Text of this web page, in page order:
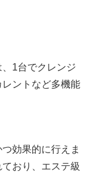
1台でクレンジ
ントなど多機能
効果的に行えま
おり、エステ級